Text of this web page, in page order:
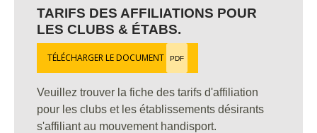
TARIFS DES AFFILIATIONS POUR
LES CLUBS & ÉTABS.
TÉLÉCHARGER LE DOCUMENT PDF
Veuillez trouver la fiche des tarifs d'affiliation
pour les clubs et les établissements désirants
s'affiliant au mouvement handisport.